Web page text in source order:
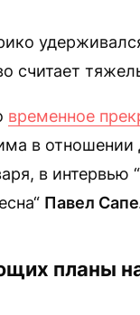
считает
временное
в отношении
в интервью “
Павел
планы